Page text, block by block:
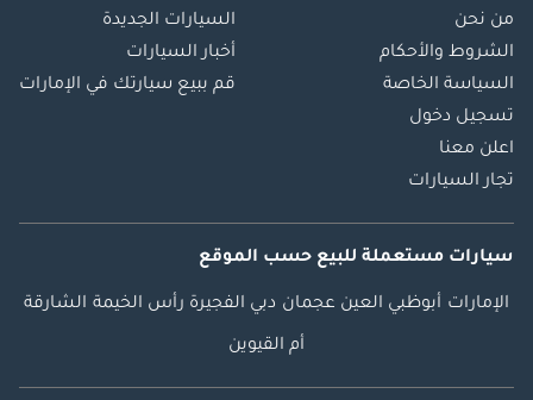
من نحن
الشروط والأحكام
السياسة الخاصة
تسجيل دخول
اعلن معنا
تجار السيارات
السيارات الجديدة
أخبار السيارات
قم ببيع سيارتك في الإمارات
سيارات مستعملة للبيع حسب الموقع
الإمارات أبوظبي العين عجمان دبي الفجيرة رأس الخيمة الشارقة
أم القيوين